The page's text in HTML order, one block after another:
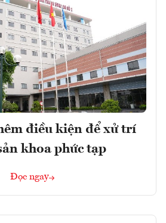
điều kiện để xử trí
khoa phức tạp
Đọc ngay